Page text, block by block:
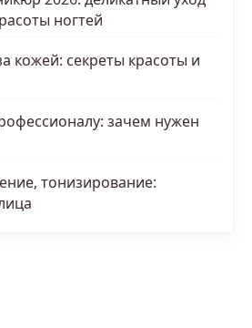
ногтей
кожей: секреты красоты и
зачем нужен
тонизирование: